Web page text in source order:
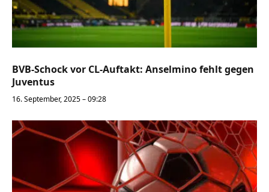
BVB-Schock vor CL-Auftakt: Anselmino fehlt gegen
Juventus
16. September, 2025 – 09:28